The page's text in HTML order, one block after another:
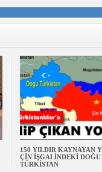
150 YILDIR KAYNAYAN
ÇİN İŞGALİNDEKİ DOĞU
TÜRKİSTAN